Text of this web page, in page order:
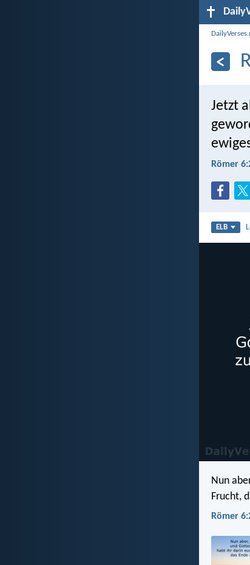
Jetzt
Römer
ELB
Nun
Frucht,
Römer